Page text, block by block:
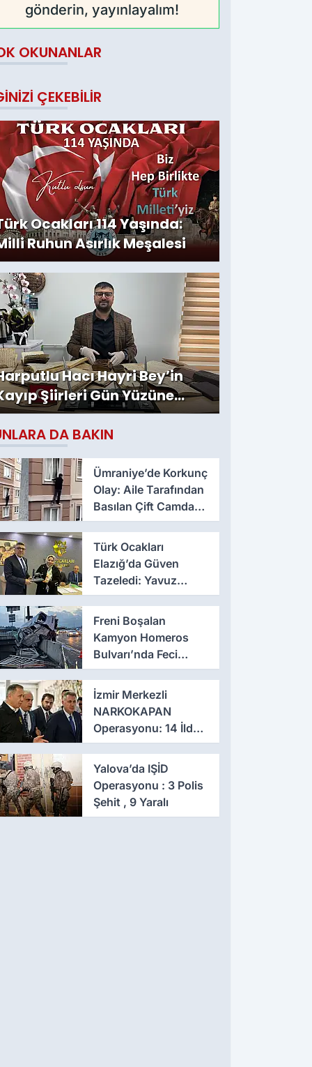
gönderin, yayınlayalım!
OKUNANLAR
ÇEKEBILIR
Ocakları 114 Yaşında:
Ruhun Asırlık Meşalesi
Hacı Hayri Bey’in
Şiirleri Gün Yüzüne
DA BAKIN
Ümraniye’de Korkunç
Olay: Aile Tarafından
Basılan Çift Camdan
Atladı
Türk Ocakları
Elazığ’da Güven
Tazeledi: Yavuz
Haykır Yeniden
Başkan
Freni Boşalan
Kamyon Homeros
Bulvarı’nda Feci
Kazaya Neden Oldu
İzmir Merkezli
NARKOKAPAN
Operasyonu: 14 İlde
Eş Zamanlı Baskın,
641 Gözaltı
Yalova’da IŞİD
Operasyonu : 3 Polis
Şehit , 9 Yaralı